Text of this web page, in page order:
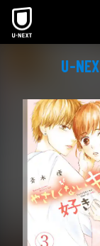
本文へスキップ
U-